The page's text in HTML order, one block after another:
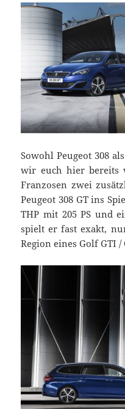
Sowohl Peugeot 308
wir euch hier bereits
Franzosen zwei
Peugeot 308 GT ins
THP mit 205 PS und
spielt er fast exakt,
Region eines Golf GTI /